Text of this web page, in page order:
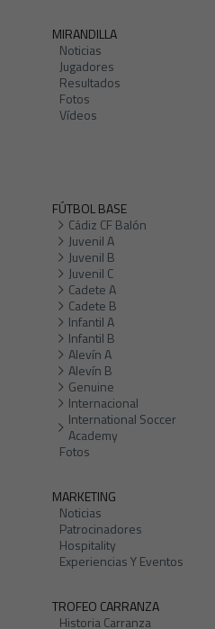
MIRANDILLA
Noticias
Jugadores
Resultados
Fotos
Vídeos
FÚTBOL BASE
Cádiz CF Balón
Juvenil A
Juvenil B
Juvenil C
Cadete A
Cadete B
Infantil A
Infantil B
Alevín A
Alevín B
Genuine
Internacional
International Soccer
Academy
Fotos
MARKETING
Noticias
Patrocinadores
Hospitality
Experiencias Y Eventos
TROFEO CARRANZA
Historia Carranza